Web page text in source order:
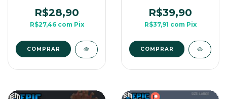
Mesa
R$28,90
R$27,46 com Pix
COMPRAR
Mesa
R$39,90
R$37,91 com Pix
COMPRAR